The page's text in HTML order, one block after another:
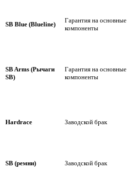
SB Blue (Blueline)
Гарантия на основные
компоненты
SB Arms (Рычаги
SB)
Гарантия на основные
компоненты
Hardrace Заводской брак
SB (ремни) Заводской брак